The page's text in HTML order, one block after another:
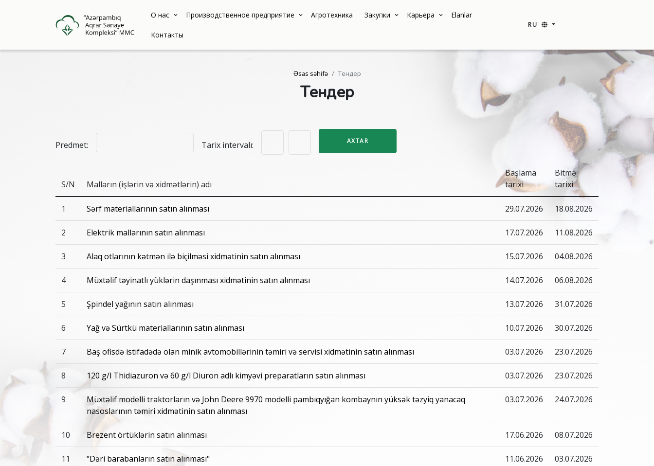
О нас Производственное предприятие Агротехника Закупки Карьера Elanlar
Контакты
RU
Əsas səhifə Тендер
Тендер
Predmet: Tarix intervalı: AXTAR
S/N Malların (işlərin və xidmətlərin) adı
Başlama
tarixi
Bitmə
tarixi
1 Sərf materiallarının satın alınması 29.07.2026 18.08.2026
2 Elektrik mallarının satın alınması 17.07.2026 11.08.2026
3 Alaq otlarının kətmən ilə biçilməsi xidmətinin satın alınması 15.07.2026 04.08.2026
4 Müxtəlif təyinatlı yüklərin daşınması xidmətinin satın alınması 14.07.2026 06.08.2026
5 Şpindel yağının satın alınması 13.07.2026 31.07.2026
6 Yağ və Sürtkü materiallarının satın alınması 10.07.2026 30.07.2026
7 Baş ofisdə istifadədə olan minik avtomobillərinin təmiri və servisi xidmətinin satın alınması 03.07.2026 23.07.2026
8 120 g/l Thidiazuron və 60 g/l Diuron adlı kimyəvi preparatların satın alınması 03.07.2026 23.07.2026
9
Müxtəlif modelli traktorların və John Deere 9970 modelli pambıqyığan kombaynın yüksək təzyiq yanacaq
nasoslarının təmiri xidmətinin satın alınması
03.07.2026 24.07.2026
10 Brezent örtüklərin satın alınması 17.06.2026 08.07.2026
11 "Dəri barabanların satın alınması" 11.06.2026 03.07.2026